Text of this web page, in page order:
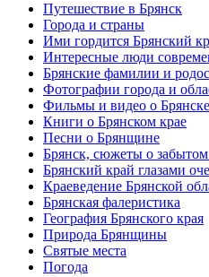
Путешествие в Брянск
Города и страны
Ими гордится Брянский
Интересные люди
Брянские фамилии и
Фотографии города и
Фильмы и видео о Брянске
Книги о Брянском крае
Песни о Брянщине
Брянск, сюжеты о
Брянский край глазами
Краеведение Брянской
Брянская фалеристика
География Брянского края
Природа Брянщины
Святые места
Погода